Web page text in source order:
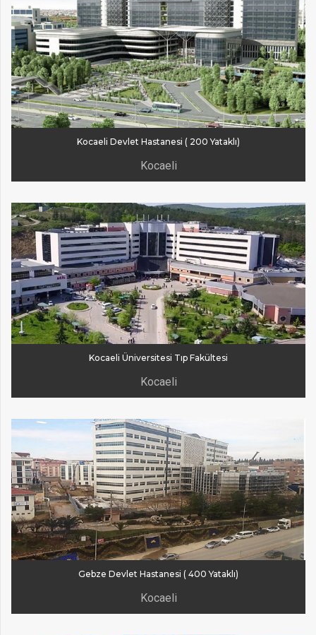
Kocaeli Devlet Hastanesi ( 200 Yataklı)
Kocaeli
Kocaeli Üniversitesi Tıp Fakültesi
Kocaeli
Gebze Devlet Hastanesi ( 400 Yataklı)
Kocaeli